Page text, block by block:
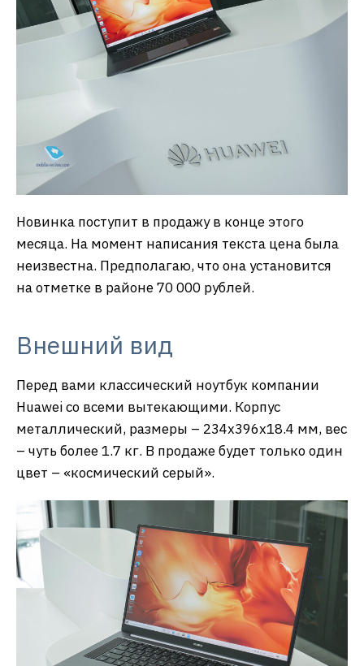
Новинка поступит в продажу в конце этого
месяца. На момент написания текста цена была
неизвестна. Предполагаю, что она установится
на отметке в районе 70 000 рублей.
Внешний вид
Перед вами классический ноутбук компании
Huawei со всеми вытекающими. Корпус
металлический, размеры – 234х396х18.4 мм, вес
– чуть более 1.7 кг. В продаже будет только один
цвет – «космический серый».